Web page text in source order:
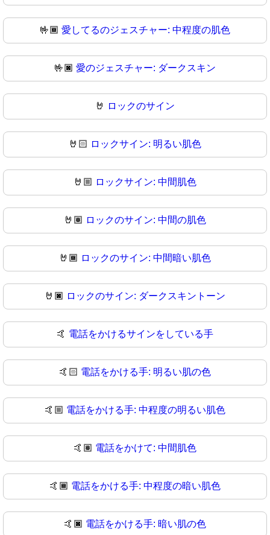
🤟🏾 愛してるのジェスチャー: 中程度の肌色
🤟🏿 愛のジェスチャー: ダークスキン
🤘 ロックのサイン
🤘🏻 ロックサイン: 明るい肌色
🤘🏼 ロックサイン: 中間肌色
🤘🏽 ロックのサイン: 中間の肌色
🤘🏾 ロックのサイン: 中間暗い肌色
🤘🏿 ロックのサイン: ダークスキントーン
🤙 電話をかけるサインをしている手
🤙🏻 電話をかける手: 明るい肌の色
🤙🏼 電話をかける手: 中程度の明るい肌色
🤙🏽 電話をかけて: 中間肌色
🤙🏾 電話をかける手: 中程度の暗い肌色
🤙🏿 電話をかける手: 暗い肌の色